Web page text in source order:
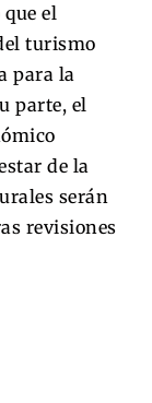
el
turismo
para la
parte, el
de la
serán
revisiones